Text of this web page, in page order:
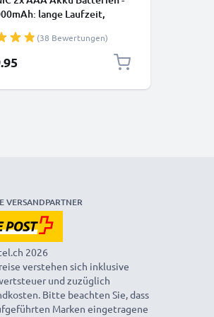
lange Laufzeit,
f. Fernbedienung Telefon
Solarlampe: aufladbare
AAA Micro R03 LR03
(38 Bewertungen)
VERSANDPARTNER
2026
verstehen sich inklusive
und zuzüglich
Bitte beachten Sie, dass
Marken eingetragene